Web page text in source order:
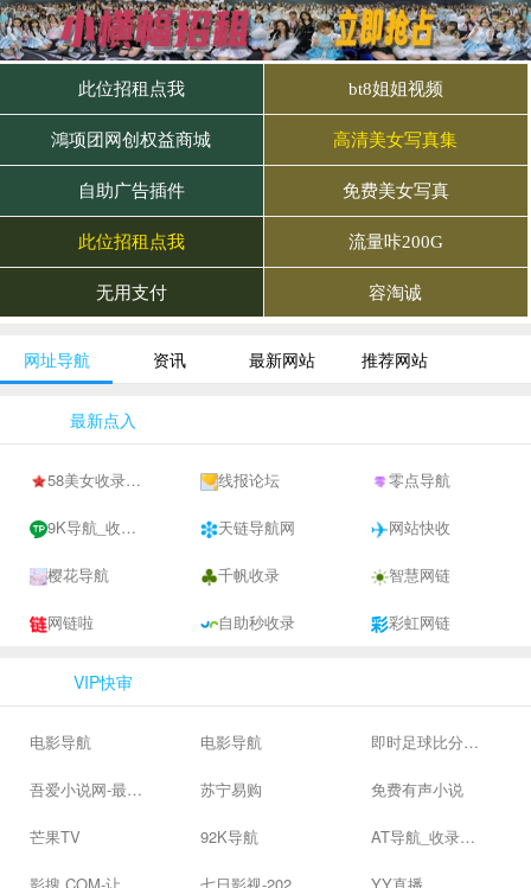
网址导航 资讯 最新网站 推荐网站
最新点入
58美女收录网-自动收录网站-流量交换-自动链 线报论坛 零点导航
9K导航_收录网-网址收录-网址导航-收录网站-自助广告系统 天链导航网 网站快收
樱花导航 千帆收录 智慧网链
网链啦 自助秒收录 彩虹网链
VIP快审
电影导航 电影导航 即时足球比分直播-精准赛程赛果及角球数查询 | 让足球滚一会
吾爱小说网-最新热门免费小说阅读 苏宁易购 免费有声小说
芒果TV 92K导航 AT导航_收录网_免费收录网站_自动收录网_秒收录